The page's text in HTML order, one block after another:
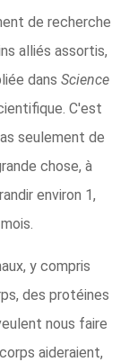
de recherche
alliés assortis,
dans Science
C'est
seulement de
chose, à
environ 1,
y compris
des protéines
nous faire
aideraient,